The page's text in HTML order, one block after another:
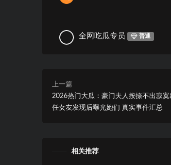
全网吃瓜专员 普通
上一篇
2026热门大瓜：豪门夫人按捺不出寂
任女友发现后曝光她们 真实事件汇总
相关推荐